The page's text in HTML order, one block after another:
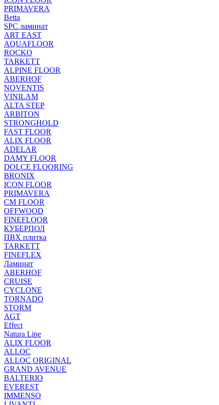
PRIMAVERA
Betta
SPC ламинат
ART EAST
AQUAFLOOR
ROCKO
TARKETT
ALPINE FLOOR
ABERHOF
NOVENTIS
VINILAM
ALTA STEP
ARBITON
STRONGHOLD
FAST FLOOR
ALIX FLOOR
ADELAR
DAMY FLOOR
DOLCE FLOORING
BRONIX
ICON FLOOR
PRIMAVERA
CM FLOOR
OFFWOOD
FINEFLOOR
КУБЕРПОЛ
ПВХ плитка
TARKETT
FINEFLEX
Ламинат
ABERHOF
CRUISE
CYCLONE
TORNADO
STORM
AGT
Effect
Natura Line
ALIX FLOOR
ALLOC
ALLOC ORIGINAL
GRAND AVENUE
BALTERIO
EVEREST
IMMENSO